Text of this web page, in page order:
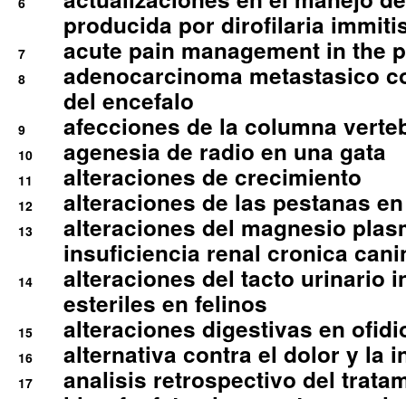
producida por dirofilaria
7 acute pain management in the
8
adenocarcinoma metastasico
del encefalo
9 afecciones de la columna
10 agenesia de radio en una gata
11 alteraciones de crecimiento
12 alteraciones de las pestanas
13
alteraciones del magnesio
insuficiencia renal cronica
14
alteraciones del tacto urinario
esteriles en felinos
15 alteraciones digestivas en
16 alternativa contra el dolor y la
17
analisis retrospectivo del